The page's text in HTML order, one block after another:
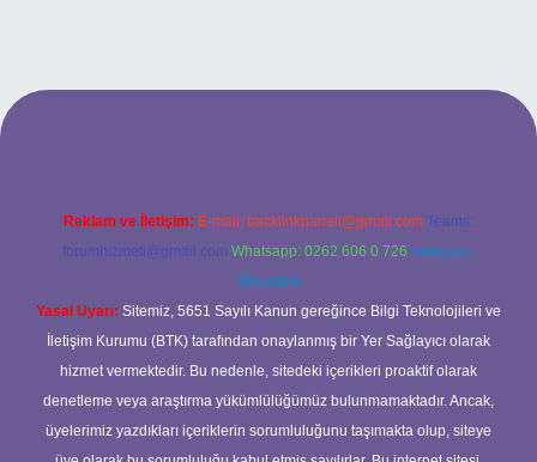
Reklam ve İletişim: E-mail: backlinkpaneli@gmail.com Teams:
forumhizmeti@gmail.com Whatsapp: 0262 606 0 726 Telegram:
@karabul
Yasal Uyarı: Sitemiz, 5651 Sayılı Kanun gereğince Bilgi Teknolojileri ve
İletişim Kurumu (BTK) tarafından onaylanmış bir Yer Sağlayıcı olarak
hizmet vermektedir. Bu nedenle, sitedeki içerikleri proaktif olarak
denetleme veya araştırma yükümlülüğümüz bulunmamaktadır. Ancak,
üyelerimiz yazdıkları içeriklerin sorumluluğunu taşımakta olup, siteye